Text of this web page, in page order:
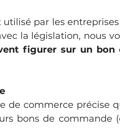
par les
la législation, nous
figurer sur un bon
de commerce précise
bons de commande